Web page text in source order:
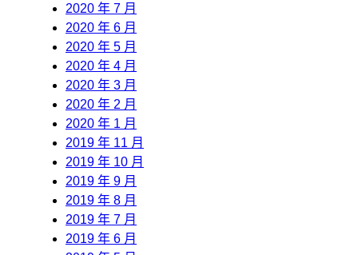
2020 年 7 月
2020 年 6 月
2020 年 5 月
2020 年 4 月
2020 年 3 月
2020 年 2 月
2020 年 1 月
2019 年 11 月
2019 年 10 月
2019 年 9 月
2019 年 8 月
2019 年 7 月
2019 年 6 月